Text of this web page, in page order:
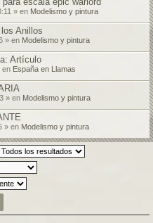
» en Modelismo y pintura
Anillos
» en Modelismo y pintura
Artículo
en España en Llamas
» en Modelismo y pintura
» en Modelismo y pintura